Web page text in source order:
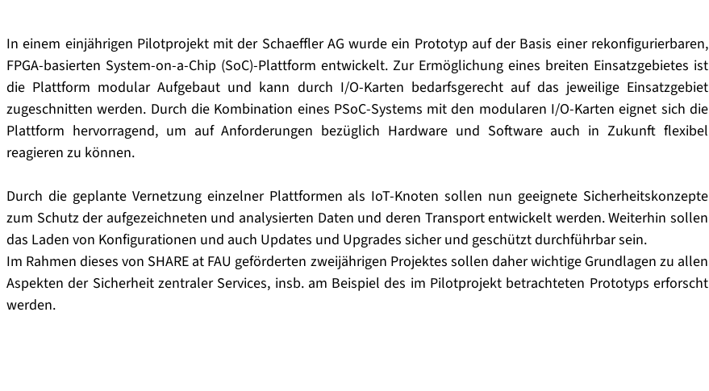
In einem einjährigen Pilotprojekt mit der Schaeffler AG wurde ein Prototyp auf der Basis einer rekonfigurierbaren,
FPGA-basierten System-on-a-Chip (SoC)-Plattform entwickelt. Zur Ermöglichung eines breiten Einsatzgebietes ist
die Plattform modular Aufgebaut und kann durch I/O-Karten bedarfsgerecht auf das jeweilige Einsatzgebiet
zugeschnitten werden. Durch die Kombination eines PSoC-Systems mit den modularen I/O-Karten eignet sich die
Plattform hervorragend, um auf Anforderungen bezüglich Hardware und Software auch in Zukunft flexibel
reagieren zu können.
Durch die geplante Vernetzung einzelner Plattformen als IoT-Knoten sollen nun geeignete Sicherheitskonzepte
zum Schutz der aufgezeichneten und analysierten Daten und deren Transport entwickelt werden. Weiterhin sollen
das Laden von Konfigurationen und auch Updates und Upgrades sicher und geschützt durchführbar sein.
Im Rahmen dieses von SHARE at FAU geförderten zweijährigen Projektes sollen daher wichtige Grundlagen zu allen
Aspekten der Sicherheit zentraler Services, insb. am Beispiel des im Pilotprojekt betrachteten Prototyps erforscht
werden.